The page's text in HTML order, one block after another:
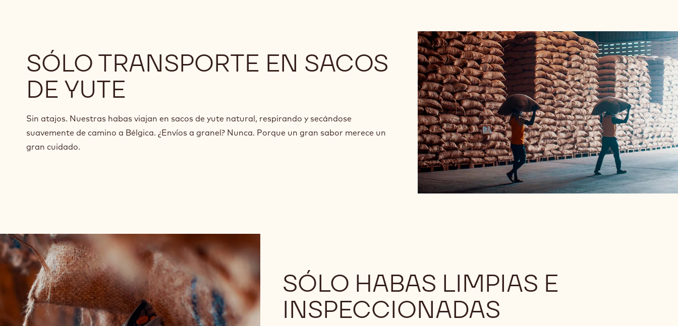
SÓLO TRANSPORTE EN SACOS
DE YUTE
Sin atajos. Nuestras habas viajan en sacos de yute natural, respirando y secándose
suavemente de camino a Bélgica. ¿Envíos a granel? Nunca. Porque un gran sabor merece un
gran cuidado.
SÓLO HABAS LIMPIAS E
INSPECCIONADAS